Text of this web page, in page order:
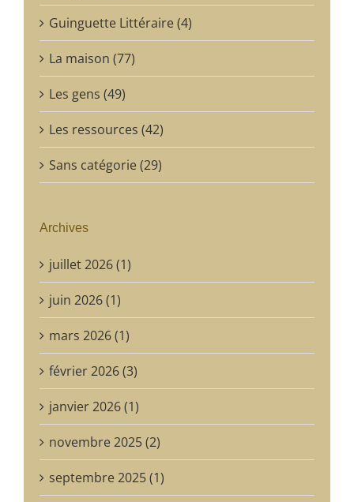
Guinguette Littéraire (4)
La maison (77)
Les gens (49)
Les ressources (42)
Sans catégorie (29)
Archives
juillet 2026 (1)
juin 2026 (1)
mars 2026 (1)
février 2026 (3)
janvier 2026 (1)
novembre 2025 (2)
septembre 2025 (1)